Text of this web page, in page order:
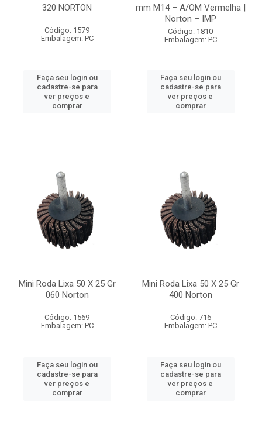
320 NORTON
Código: 1579
Embalagem: PC
Faça seu login ou
cadastre-se para
ver preços e
comprar
mm M14 – A/OM Vermelha |
Norton – IMP
Código: 1810
Embalagem: PC
Faça seu login ou
cadastre-se para
ver preços e
comprar
Mini Roda Lixa 50 X 25 Gr
060 Norton
Código: 1569
Embalagem: PC
Faça seu login ou
cadastre-se para
ver preços e
comprar
Mini Roda Lixa 50 X 25 Gr
400 Norton
Código: 716
Embalagem: PC
Faça seu login ou
cadastre-se para
ver preços e
comprar